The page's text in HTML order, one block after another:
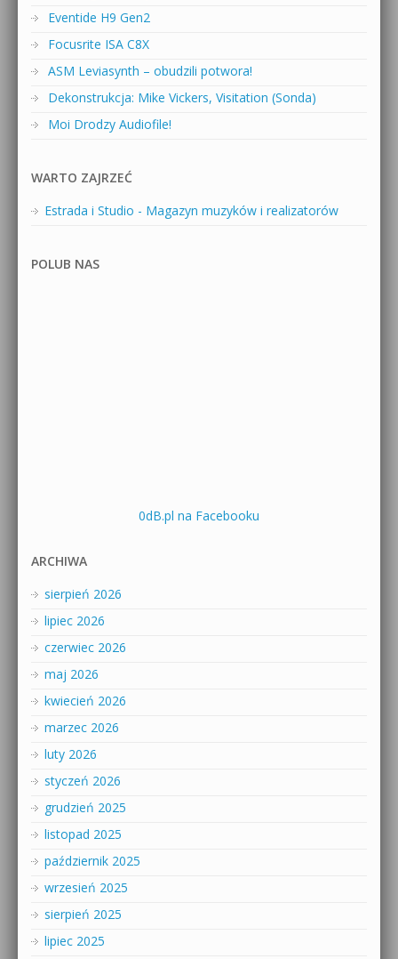
Eventide H9 Gen2
Focusrite ISA C8X
ASM Leviasynth – obudzili potwora!
Dekonstrukcja: Mike Vickers, Visitation (Sonda)
Moi Drodzy Audiofile!
WARTO ZAJRZEĆ
Estrada i Studio - Magazyn muzyków i realizatorów
POLUB NAS
0dB.pl na Facebooku
ARCHIWA
sierpień 2026
lipiec 2026
czerwiec 2026
maj 2026
kwiecień 2026
marzec 2026
luty 2026
styczeń 2026
grudzień 2025
listopad 2025
październik 2025
wrzesień 2025
sierpień 2025
lipiec 2025